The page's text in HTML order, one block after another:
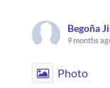
Begoña
9 months
Photo